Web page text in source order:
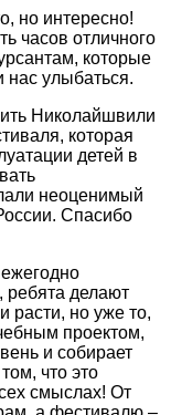
но интересно!
часов отличного
которые
нас улыбаться.
Николайшвили
которая
детей в
неоценимый
Спасибо
ребята делают
расти, но уже то,
проектом,
и собирает
что это
смыслах! От